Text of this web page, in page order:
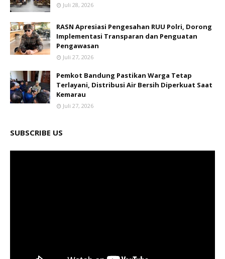
Juli 28, 2026
RASN Apresiasi Pengesahan RUU Polri, Dorong
Implementasi Transparan dan Penguatan
Pengawasan
Juli 27, 2026
Pemkot Bandung Pastikan Warga Tetap
Terlayani, Distribusi Air Bersih Diperkuat Saat
Kemarau
Juli 27, 2026
SUBSCRIBE US